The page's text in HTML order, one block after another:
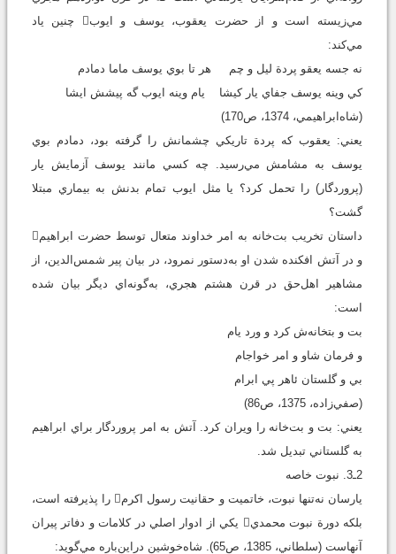
مي‌زيسته است و از حضرت يعقوب، يوسف و ايوب چنين ياد
مي‌کند:
نه جسه يعقو پردة ليل و چم هر تا بوي يوسف ماما دمادم
کي وينه يوسف جفاي يار کيشا يام وينه ايوب گه پيشش ايشا
(شاه‌ابراهيمي، 1374، ص170)
يعني: يعقوب که پردة تاريکي چشمانش را گرفته بود، دمادم بوي
يوسف به مشامش مي‌رسيد. چه کسي مانند يوسف آزمايش يار
(پروردگار) را تحمل کرد؟ يا مثل ايوب تمام بدنش به بيماري مبتلا
گشت؟
داستان تخريب بت‌خانه به امر خداوند متعال توسط حضرت ابراهيم
و در آتش افکنده شدن او به‌دستور نمرود، در بيان پير شمس‌الدين، از
مشاهير اهل‌حق در قرن هشتم هجري، به‌گونه‌اي ديگر بيان شده
است:
بت و بتخانه‌ش کرد و ورد يام
و فرمان شاو و امر خواجام
بي و گلستان ئاهر پي ابرام
(صفي‌زاده، 1375، ص86)
يعني: بت و بت‌خانه را ويران کرد. آتش به امر پروردگار براي ابراهيم
به گلستاني تبديل شد.
2ـ3. نبوت خاصه
يارسان نه‌تنها نبوت، خاتميت و حقانيت رسول اکرم را پذيرفته است،
بلکه دورة نبوت محمدي يکي از ادوار اصلي در کلامات و دفاتر پيران
آنهاست (سلطاني، 1385، ص65). شاه‌خوشين دراين‌باره مي‌گويد: